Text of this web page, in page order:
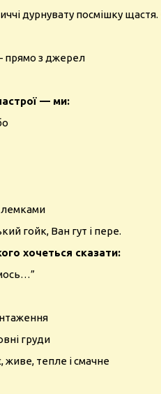
дурнувату посмішку щастя.
прямо з джерел
— ми:
лемками
гойк, Ван гут і пере.
хочеться сказати:
груди
живе, тепле і смачне